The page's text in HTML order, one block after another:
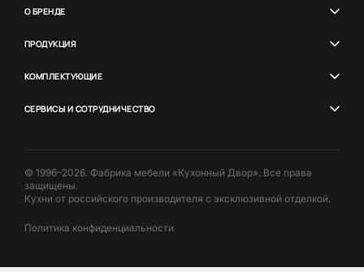
О БРЕНДЕ
ПРОДУКЦИЯ
КОМПЛЕКТУЮЩИЕ
СЕРВИСЫ И СОТРУДНИЧЕСТВО
© 1996–2026. Фабрика мебели «Кухонный Двор». Все права
защищены.
Кухни от российского производителя с эксклюзивной отделкой.
Политика конфиденциальности